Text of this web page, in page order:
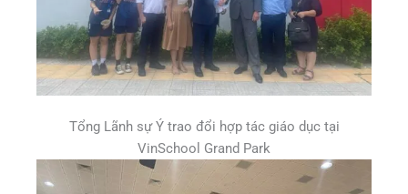
Tổng Lãnh sự Ý trao đổi hợp tác giáo dục tại
VinSchool Grand Park